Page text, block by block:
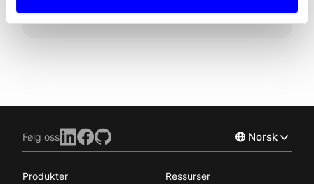
Følg oss Norsk
Produkter
Ressurser